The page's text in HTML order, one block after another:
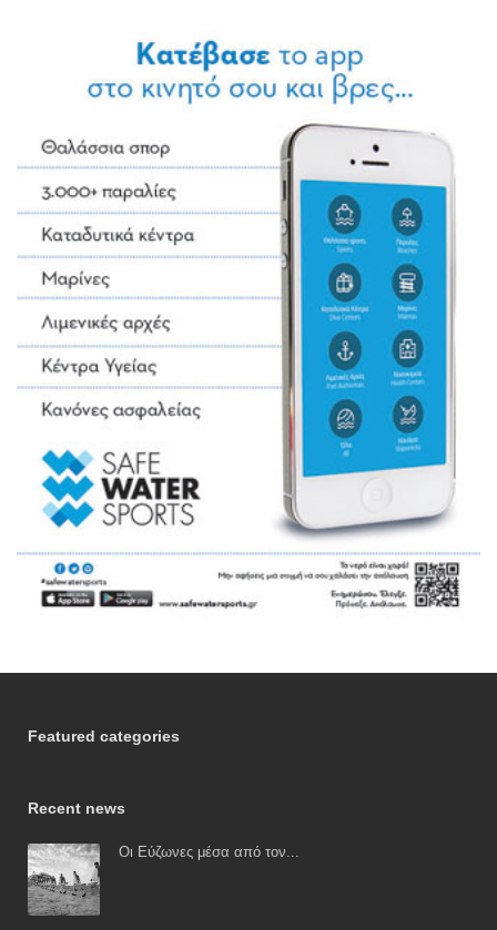
Featured categories
Recent news
Οι Εύζωνες μέσα από τον...